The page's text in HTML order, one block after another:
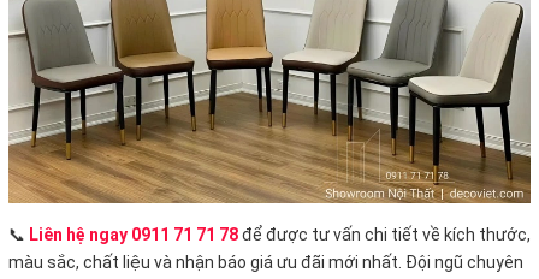
📞 Liên hệ ngay 0911 71 71 78để được tư vấn chi tiết về kích thước,
màu sắc, chất liệu và nhận báo giá ưu đãi mới nhất. Đội ngũ chuyên